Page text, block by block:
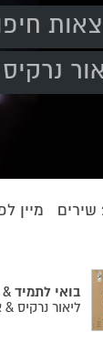
שירים מיין
בואי לתמיד
ליאור נרקיס &